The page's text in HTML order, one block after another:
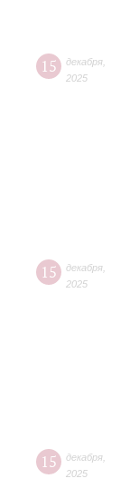
15 декабря
2025
15 декабря
2025
15 декабря
2025